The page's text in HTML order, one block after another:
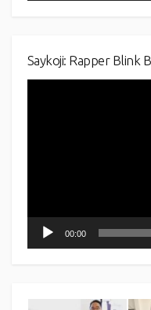
Saykoji: Rapper Blink
00:00